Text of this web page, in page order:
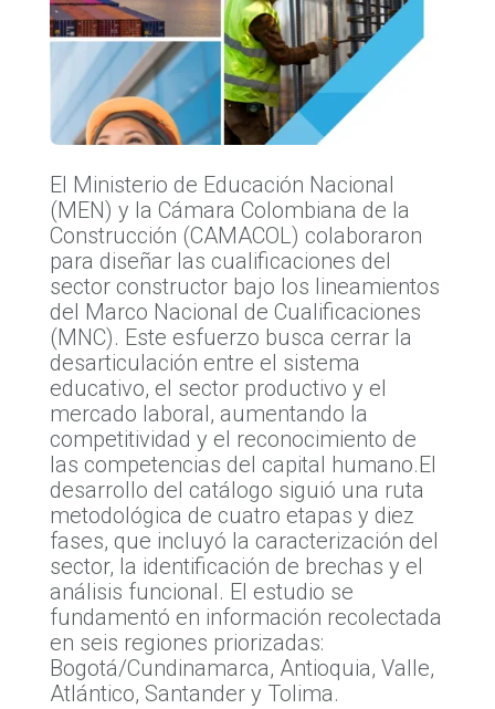
El Ministerio de Educación Nacional
(MEN) y la Cámara Colombiana de la
Construcción (CAMACOL) colaboraron
para diseñar las cualificaciones del
sector constructor bajo los lineamientos
del Marco Nacional de Cualificaciones
(MNC). Este esfuerzo busca cerrar la
desarticulación entre el sistema
educativo, el sector productivo y el
mercado laboral, aumentando la
competitividad y el reconocimiento de
las competencias del capital humano.El
desarrollo del catálogo siguió una ruta
metodológica de cuatro etapas y diez
fases, que incluyó la caracterización del
sector, la identificación de brechas y el
análisis funcional. El estudio se
fundamentó en información recolectada
en seis regiones priorizadas:
Bogotá/Cundinamarca, Antioquia, Valle,
Atlántico, Santander y Tolima.